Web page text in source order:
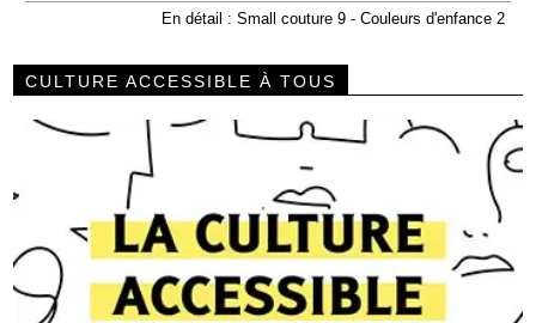
En détail : Small couture 9 - Couleurs d'enfance 2
CULTURE ACCESSIBLE À TOUS